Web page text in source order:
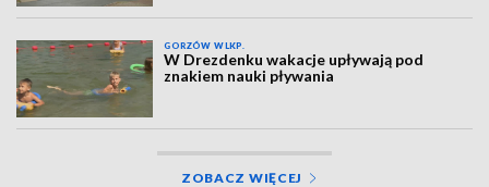
GORZÓW WLKP.
W Drezdenku wakacje upływają pod
znakiem nauki pływania
ZOBACZ WIĘCEJ